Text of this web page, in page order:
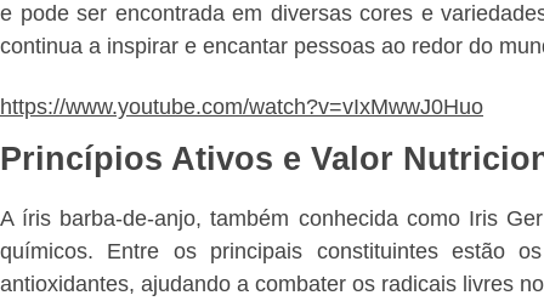
e pode ser encontrada em diversas cores e
continua a inspirar e encantar pessoas ao redor do
https://www.youtube.com/watch?v=vIxMwwJ0Huo
Princípios Ativos e Valor
A íris barba-de-anjo, também conhecida como Iris
químicos. Entre os principais constituintes estão
antioxidantes, ajudando a combater os radicais livres